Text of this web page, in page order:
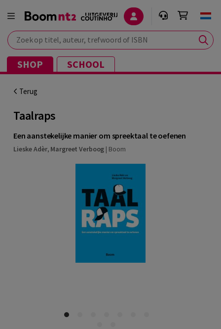
Zoek op titel, auteur, trefwoord of ISBN
SHOP SCHOOL
Terug
Taalraps
Een aanstekelijke manier om spreektaal te oefenen
Lieske Adèr, Margreet Verboog | Boom